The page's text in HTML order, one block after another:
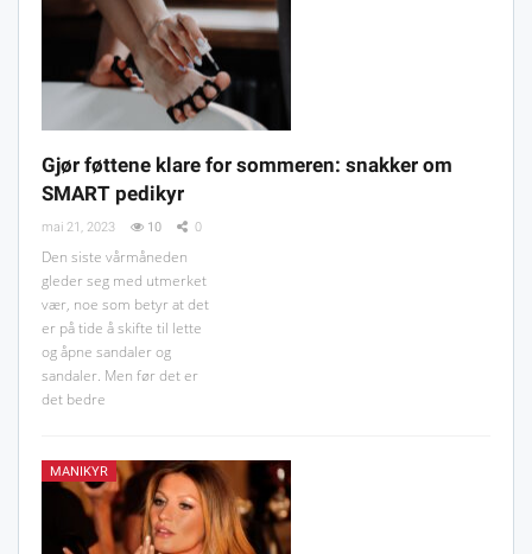
Gjør føttene klare for sommeren: snakker om
SMART pedikyr
mai 21, 2023 10 0
Den siste vårmåneden
gleder seg med utmerket
vær, noe som betyr at det
er på tide å skifte til lette
og åpne sandaler og
sandaler. Men før det er
det bedre
MANIKYR